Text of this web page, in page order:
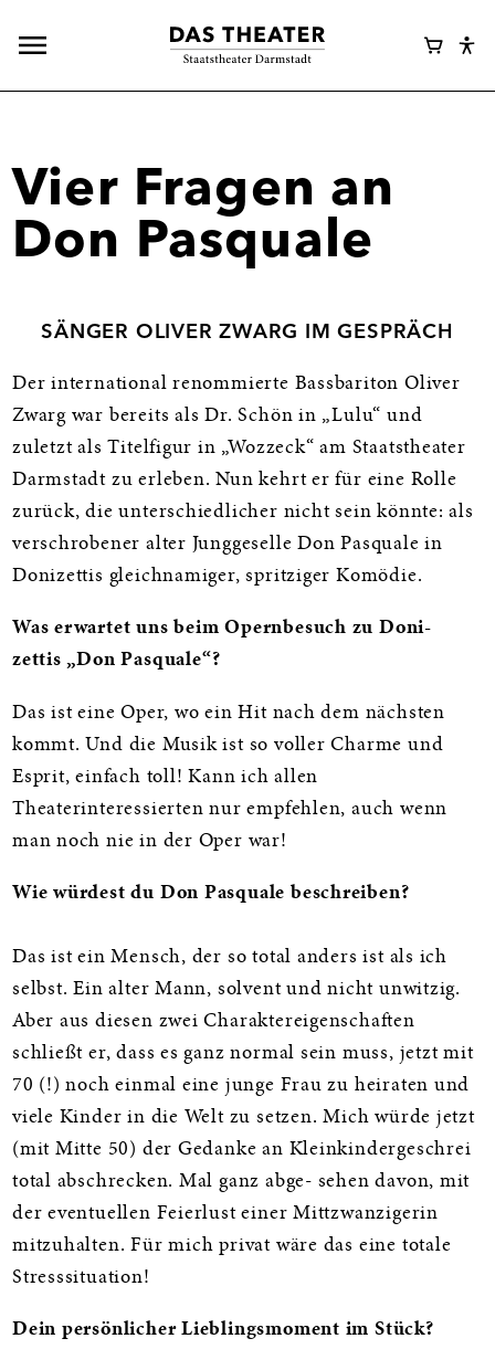
Hauptnavigation
Webshop
Vier Fragen an
Don Pasquale
SÄNGER OLIVER ZWARG IM GESPRÄCH
Der international renommierte Bassbariton Oliver
Zwarg war bereits als Dr. Schön in „Lulu“ und
zuletzt als Titelfigur in „Wozzeck“ am Staatstheater
Darmstadt zu erleben. Nun kehrt er für eine Rolle
zurück, die unterschiedlicher nicht sein könnte: als
verschrobener alter Junggeselle Don Pasquale in
Donizettis gleichnamiger, spritziger Komödie.
Was erwartet uns beim Opernbesuch zu Doni-
zettis „Don Pasquale“?
Das ist eine Oper, wo ein Hit nach dem nächsten
kommt. Und die Musik ist so voller Charme und
Esprit, einfach toll! Kann ich allen
Theaterinteressierten nur empfehlen, auch wenn
man noch nie in der Oper war!
Wie würdest du Don Pasquale beschreiben?
Das ist ein Mensch, der so total anders ist als ich
selbst. Ein alter Mann, solvent und nicht unwitzig.
Aber aus diesen zwei Charaktereigenschaften
schließt er, dass es ganz normal sein muss, jetzt mit
70 (!) noch einmal eine junge Frau zu heiraten und
viele Kinder in die Welt zu setzen. Mich würde jetzt
(mit Mitte 50) der Gedanke an Kleinkindergeschrei
total abschrecken. Mal ganz abge- sehen davon, mit
der eventuellen Feierlust einer Mittzwanzigerin
mitzuhalten. Für mich privat wäre das eine totale
Stresssituation!
Dein persönlicher Lieblingsmoment im Stück?